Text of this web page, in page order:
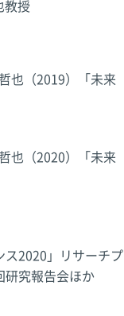
教授
也（2019）「未来
也（2020）「未来
ス2020」リサーチプ
研究報告会ほか